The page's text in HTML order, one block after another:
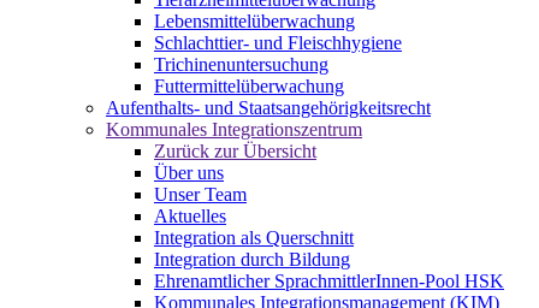
Lebensmittelüberwachung
Schlachttier- und Fleischhygiene
Trichinenuntersuchung
Futtermittelüberwachung
Aufenthalts- und Staatsangehörigkeitsrecht
Kommunales Integrationszentrum
Zurück zur Übersicht
Über uns
Unser Team
Aktuelles
Integration als Querschnitt
Integration durch Bildung
Ehrenamtlicher SprachmittlerInnen-Pool HSK
Kommunales Integrationsmanagement (KIM)